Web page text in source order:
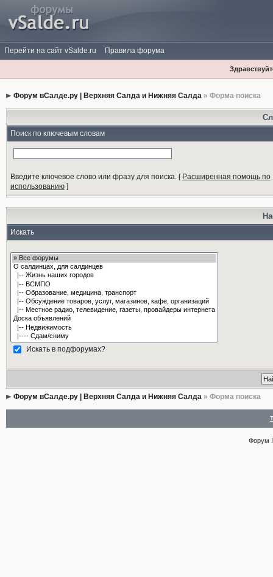
Перейти на сайт vSalde.ru Правила форума
Форум вСалде.ру | Верхняя Салда и Нижняя Салда» Форма поиска
Поиск по ключевым словам
Введите ключевое слово или фразу для поиска.[ Расширенная помощь по
использованию]
Искать
Искать в подфорумах?
Форум вСалде.ру | Верхняя Салда и Нижняя Салда» Форма поиска
Форум